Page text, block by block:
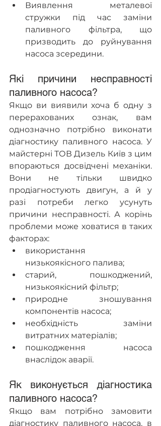
Виявлення металевої
стружки під час заміни
паливного фільтра, що
призводить до руйнування
насоса зсередини.
Які причини несправності
паливного насоса?
Якщо ви виявили хоча б одну з
перерахованих ознак, вам
однозначно потрібно виконати
діагностику паливного насоса. У
майстерні ТОВ Дизель Київ з цим
впораються досвідчені механіки.
Вони не тільки швидко
продіагностують двигун, а й у
разі потреби легко усунуть
причини несправності. А корінь
проблеми може ховатися в таких
факторах:
використання
низькоякісного палива;
старий, пошкоджений,
низькоякісний фільтр;
природне зношування
компонентів насоса;
необхідність заміни
витратних матеріалів;
пошкодження насоса
внаслідок аварії.
Як виконується діагностика
паливного насоса?
Якщо вам потрібно замовити
діагностику паливного насоса, в